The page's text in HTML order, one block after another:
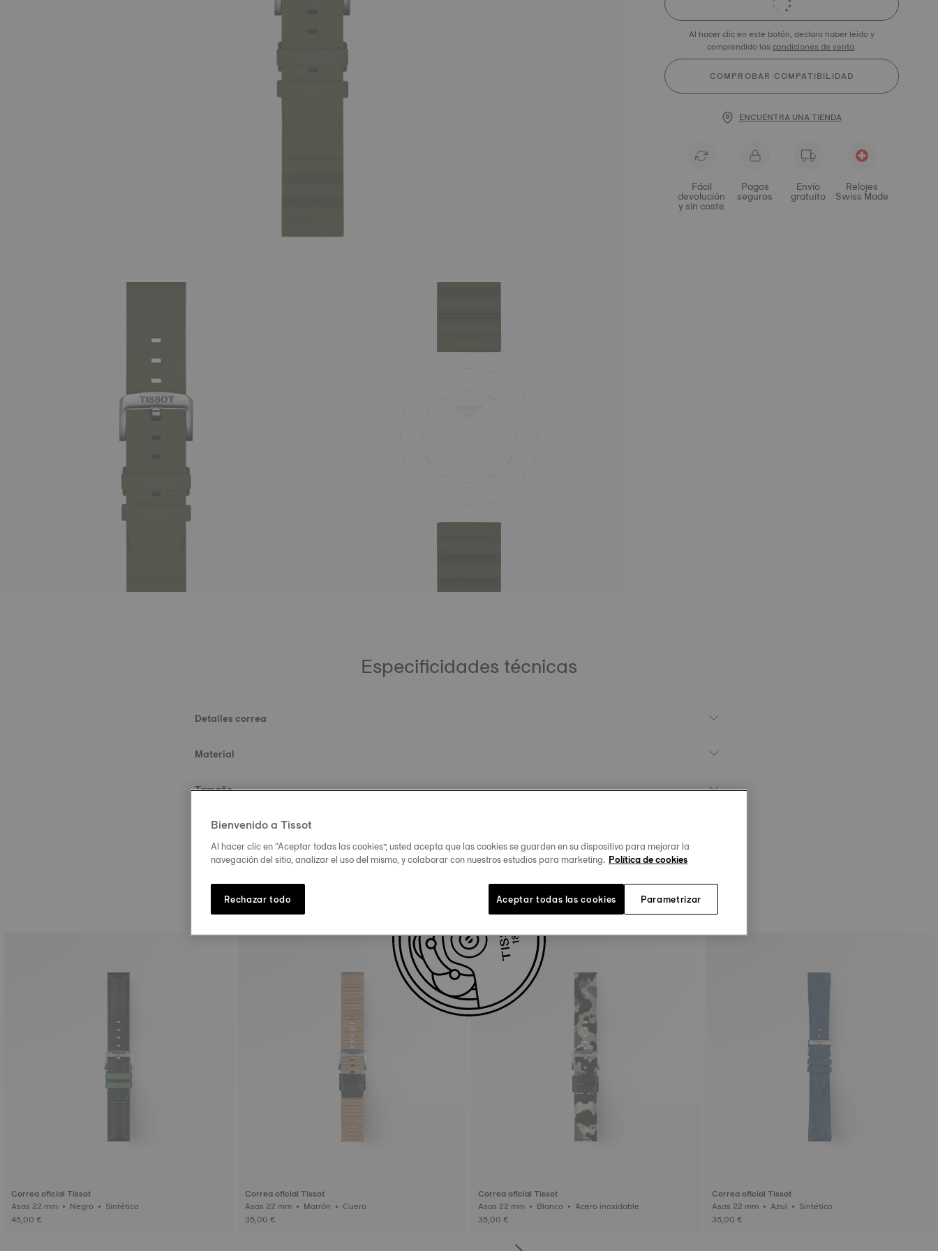
Al hacer clic en este botón, declaro haber leído y
comprendido las condiciones de venta.
COMPROBAR COMPATIBILIDAD
ENCUENTRA UNA TIENDA
Fácil
devolución
y sin coste
Pagos
seguros
Envío
gratuito
Relojes
Swiss Made
Especificidades técnicas
Detalles correa
Material
Tamaño
Hebilla
Productos similares
Correa oficial Tissot
Asas 22 mm • Negro • Sintético
45,00 €
Correa oficial Tissot
Asas 22 mm • Marrón • Cuero
35,00 €
Correa oficial Tissot
Asas 22 mm • Blanco • Acero inoxidable
35,00 €
Correa oficial Tissot
Asas 22 mm • Azul • Sintético
35,00 €
Bienvenido a Tissot
Al hacer clic en “Aceptar todas las cookies”, usted acepta que las cookies se guarden en su dispositivo para mejorar la
navegación del sitio, analizar el uso del mismo, y colaborar con nuestros estudios para marketing. Política de cookies
Parametrizar
Rechazar todo Aceptar todas las cookies